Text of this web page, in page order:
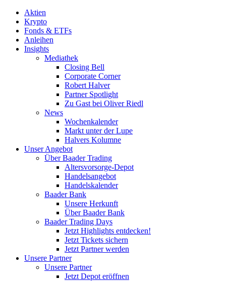
Aktien
Krypto
Fonds & ETFs
Anleihen
Insights
Mediathek
Closing Bell
Corporate Corner
Robert Halver
Partner Spotlight
Zu Gast bei Oliver Riedl
News
Wochenkalender
Markt unter der Lupe
Halvers Kolumne
Unser Angebot
Über Baader Trading
Altersvorsorge-Depot
Handelsangebot
Handelskalender
Baader Bank
Unsere Herkunft
Über Baader Bank
Baader Trading Days
Jetzt Highlights entdecken!
Jetzt Tickets sichern
Jetzt Partner werden
Unsere Partner
Unsere Partner
Jetzt Depot eröffnen